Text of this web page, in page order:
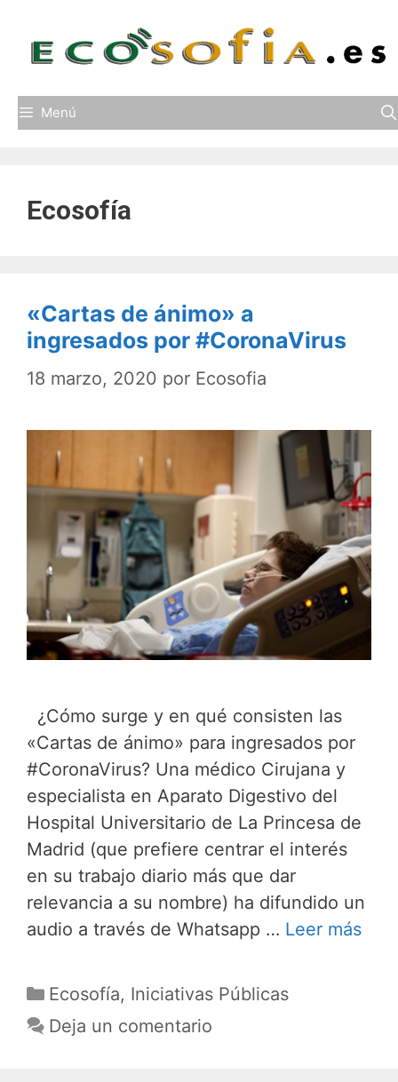
contenido
Menú
Ecosofía
«Cartas de ánimo» a
ingresados por #CoronaVirus
18 marzo, 2020 por Ecosofia
¿Cómo surge y en qué consisten las
«Cartas de ánimo» para ingresados por
#CoronaVirus? Una médico Cirujana y
especialista en Aparato Digestivo del
Hospital Universitario de La Princesa de
Madrid (que prefiere centrar el interés
en su trabajo diario más que dar
relevancia a su nombre) ha difundido un
audio a través de Whatsapp … Leer más
Categorías
Ecosofía, Iniciativas Públicas
Deja un comentario